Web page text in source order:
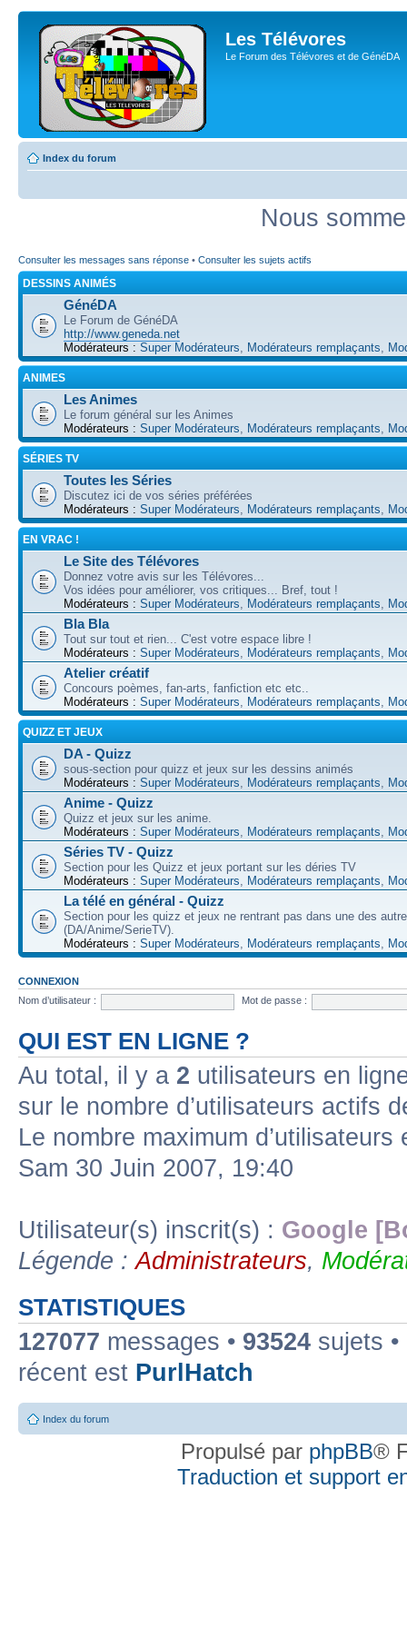
Les Télévores
Le Forum des Télévores et de GénéDA
Index du forum
Nous
Consulter les messages sans réponse • Consulter les sujets actifs
DESSINS ANIMÉS
GénéDA
Le Forum de GénéDA
http://www.geneda.net
Modérateurs : Super Modérateurs Modérateurs remplaçants
ANIMES
Les Animes
Le forum général sur les Animes
Modérateurs : Super Modérateurs Modérateurs remplaçants
SÉRIES TV
Toutes les Séries
Discutez ici de vos séries préférées
Modérateurs : Super Modérateurs Modérateurs remplaçants
EN VRAC !
Le Site des Télévores
Donnez votre avis sur les Télévores...
Vos idées pour améliorer, vos critiques... Bref, tout !
Modérateurs : Super Modérateurs Modérateurs remplaçants
Bla Bla
Tout sur tout et rien... C'est votre espace libre !
Modérateurs : Super Modérateurs Modérateurs remplaçants
Atelier créatif
Concours poèmes, fan-arts, fanfiction etc etc..
Modérateurs : Super Modérateurs Modérateurs remplaçants
QUIZZ ET JEUX
DA - Quizz
sous-section pour quizz et jeux sur les dessins animés
Modérateurs : Super Modérateurs Modérateurs remplaçants
Anime - Quizz
Quizz et jeux sur les anime.
Modérateurs : Super Modérateurs Modérateurs remplaçants
Séries TV - Quizz
Section pour les Quizz et jeux portant sur les déries TV
Modérateurs : Super Modérateurs Modérateurs remplaçants
La télé en général - Quizz
Section pour les quizz et jeux ne rentrant pas dans une des
(DA/Anime/SerieTV).
Modérateurs : Super Modérateurs Modérateurs remplaçants
CONNEXION
Nom d’utilisateur :
Mot de passe :
QUI EST EN LIGNE ?
Au total, il y a 2 utilisateurs en
sur le nombre d’utilisateurs actifs
Le nombre maximum
Sam 30 Juin 2007, 19:40
Utilisateur(s) inscrit(s) : Google
Légende :Administrateurs,
STATISTIQUES
127077 messages • 93524 sujets •
récent est PurlHatch
Index du forum
Propulsé par phpBB®
Traduction et support